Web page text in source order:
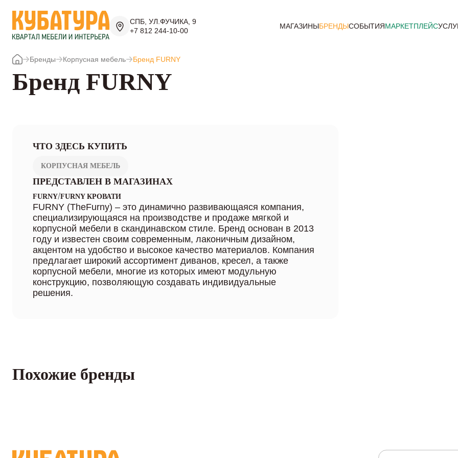
СПБ, УЛ.ФУЧИКА, 9
+7 812 244-10-00
МАГАЗИНЫБРЕНДЫСОБЫТИЯМАРКЕТПЛЕЙС
Бренды Корпусная мебель Бренд FURNY
Бренд FURNY
ЧТО ЗДЕСЬ КУПИТЬ
КОРПУСНАЯ МЕБЕЛЬ
ПРЕДСТАВЛЕН В МАГАЗИНАХ
FURNY/FURNY КРОВАТИ
FURNY (TheFurny) – это динамично развивающаяся компания,
специализирующаяся на производстве и продаже мягкой и
корпусной мебели в скандинавском стиле. Бренд основан в 2013
году и известен своим современным, лаконичным дизайном,
акцентом на удобство и высокое качество материалов. Компания
предлагает широкий ассортимент диванов, кресел, а также
корпусной мебели, многие из которых имеют модульную
конструкцию, позволяющую создавать индивидуальные
решения.
Похожие бренды